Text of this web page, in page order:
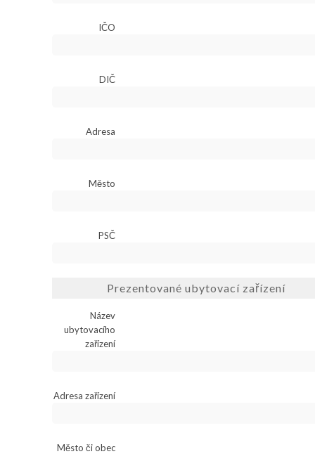
IČO
DIČ
Adresa
Město
PSČ
Prezentované ubytovací zařízení
Název
ubytovacího
zařízení
Adresa zařízení
Město či obec